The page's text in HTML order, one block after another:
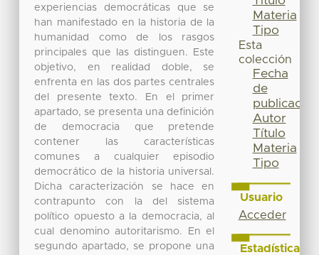
experiencias democráticas que se
han manifestado en la historia de la
humanidad como de los rasgos
principales que las distinguen. Este
objetivo, en realidad doble, se
enfrenta en las dos partes centrales
del presente texto. En el primer
apartado, se presenta una definición
de democracia que pretende
contener las características
comunes a cualquier episodio
democrático de la historia universal.
Dicha caracterización se hace en
contrapunto con la del sistema
político opuesto a la democracia, al
cual denomino autoritarismo. En el
segundo apartado, se propone una
Materia
Tipo
Esta
colección
Fecha
de
publicación
Autor
Título
Materia
Tipo
Usuario
Acceder
Estadísticas